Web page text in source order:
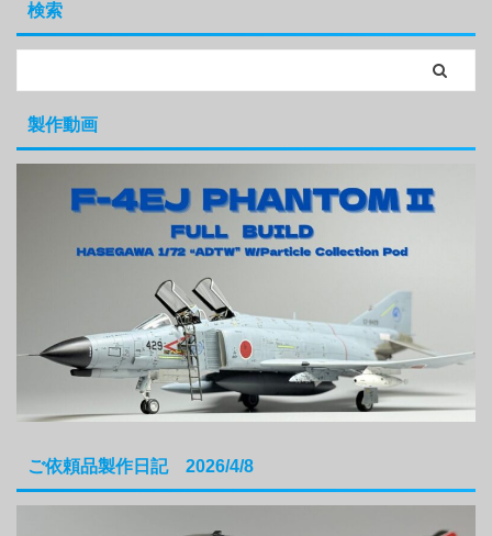
検索
製作動画
ご依頼品製作日記 2026/4/8